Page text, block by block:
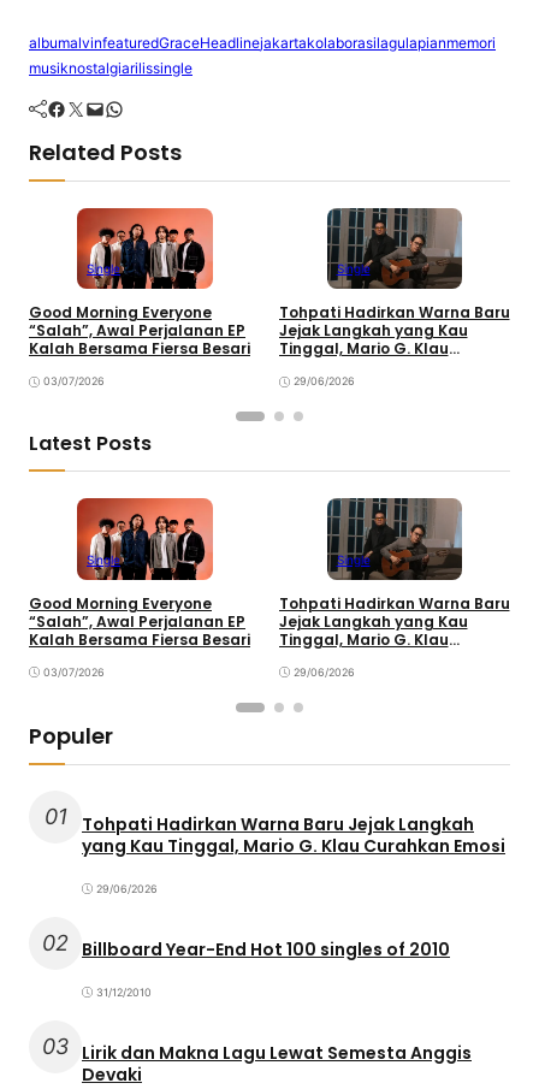
albumalvinfeaturedGraceHeadlinejakartakolaborasilagulapianmemori
musiknostalgiarilissingle
Facebook Twitter Mail WhatsApp
Related Posts
Single
Good Morning Everyone
“Salah”, Awal Perjalanan EP
Kalah Bersama Fiersa Besari
03/07/2026
Single
Tohpati Hadirkan Warna Baru
Jejak Langkah yang Kau
Tinggal, Mario G. Klau
29/06/2026
Latest Posts
Single
Good Morning Everyone
“Salah”, Awal Perjalanan EP
Kalah Bersama Fiersa Besari
03/07/2026
Single
Tohpati Hadirkan Warna Baru
Jejak Langkah yang Kau
Tinggal, Mario G. Klau
29/06/2026
Populer
01
Tohpati Hadirkan Warna Baru Jejak Langkah
yang Kau Tinggal, Mario G. Klau Curahkan Emosi
29/06/2026
02 Billboard Year-End Hot 100 singles of 2010
31/12/2010
03 Lirik dan Makna Lagu Lewat Semesta Anggis
Devaki